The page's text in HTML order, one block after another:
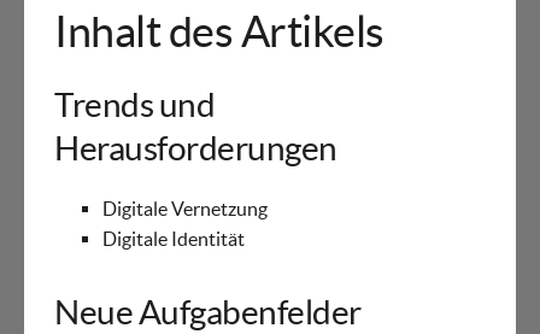
Inhalt des Artikels
Trends und
Herausforderungen
Digitale Vernetzung
Digitale Identität
Neue Aufgabenfelder